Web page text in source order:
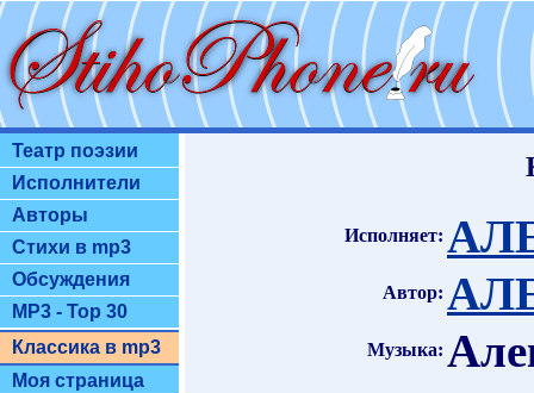
Театр поэзии
Исполнители
Авторы
Стихи в mp3
Обсуждения
MP3 - Top 30
Классика в mp3
Моя страница
Исполняет:
Автор:
Музыка: